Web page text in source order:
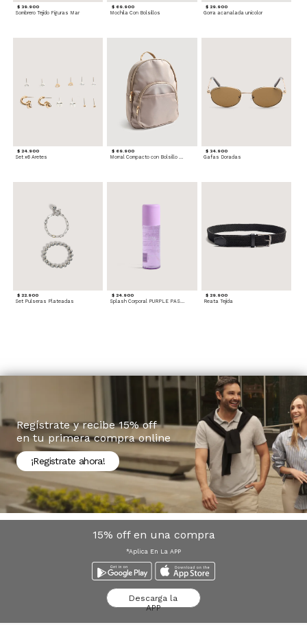
$ 39.900
Sombrero Tejido Figuras Mar
$ 69.900
Mochila Con Bolsillos
$ 29.900
Gorra acanalada unicolor
$ 24.900
Set x6 Aretes
$ 69.900
Morral Compacto con Bolsillo Frontal
$ 34.900
Gafas Doradas
$ 22.900
Set Pulseras Plateadas
$ 24.900
Splash Corporal PURPLE PASSION - Floral
$ 29.900
Reata Tejida
Regístrate y recibe 15% off
en tu primera compra online
¡Registrate ahora!
15% off en una compra
*Aplica En La APP
Descarga la
APP